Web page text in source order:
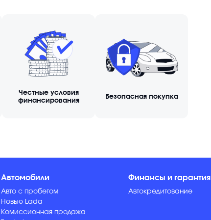
Честные условия
финансирования
Безопасная покупка
Автомобили
Авто с пробегом
Новые Lada
Комиссионная продажа
Финансы и гарантия
Автокредитование